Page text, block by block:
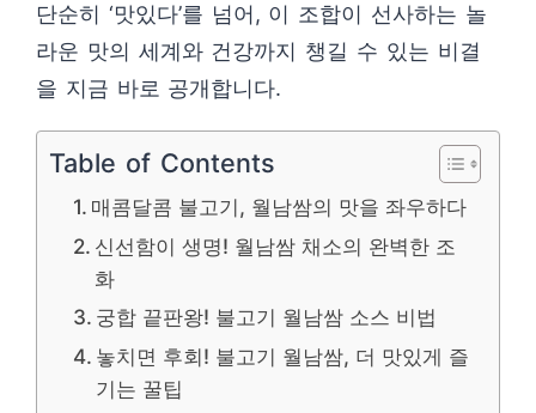
단순히 ‘맛있다’를 넘어, 이 조합이 선사하는 놀
라운 맛의 세계와 건강까지 챙길 수 있는 비결
을 지금 바로 공개합니다.
Table of Contents
매콤달콤 불고기, 월남쌈의 맛을 좌우하다
신선함이 생명! 월남쌈 채소의 완벽한 조
화
궁합 끝판왕! 불고기 월남쌈 소스 비법
놓치면 후회! 불고기 월남쌈, 더 맛있게 즐
기는 꿀팁